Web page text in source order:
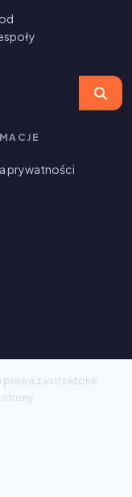
prywatności
prawa zastrzeżone.
strony